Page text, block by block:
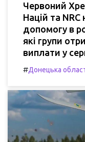
Червоний
Націй та
допомогу в
які групи
виплати у
#Донецька